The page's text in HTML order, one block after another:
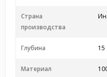
Страна
производства
Глубина 15
Материал